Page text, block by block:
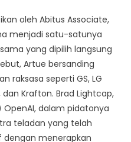
oleh Abitus Associate,
menjadi satu-satunya
yang dipilih langsung
Artue bersanding
raksasa seperti GS, LG
dan Krafton. Brad Lightcap,
dalam pidatonya
teladan yang telah
menerapkan